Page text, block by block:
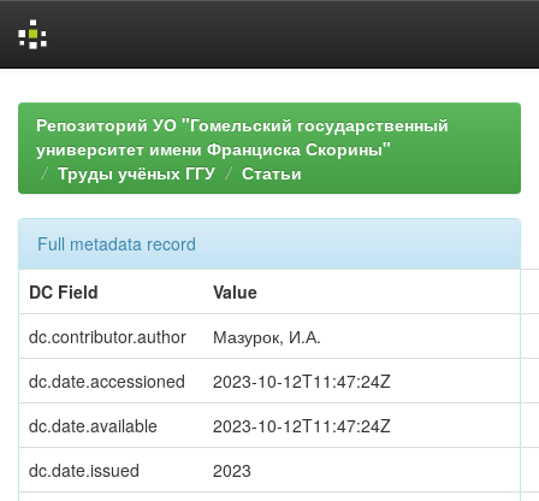
navigationРепозиторий УО "Гомельский государственный
университет имени Франциска Скорины"
Труды учёных ГГУ
Статьи
Full metadata record
DC Field
Value
dc.contributor.author
Мазурок, И.А.
dc.date.accessioned
2023-10-12T11:47:24Z
dc.date.available
2023-10-12T11:47:24Z
dc.date.issued
2023